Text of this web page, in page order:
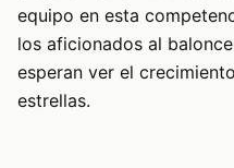
equipo en esta
los aficionados al
esperan ver el
estrellas.